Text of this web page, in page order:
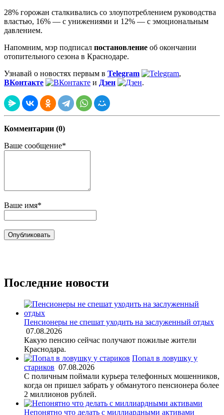
28% горожан сталкивались со злоупотреблением руководства
властью, 16% — с унижениями и 12% — с эмоциональным
давлением.
Напомним, мэр подписал постановление об окончании
отопительного сезона в Краснодаре.
Узнавай о новостях первым в Telegram
,
ВКонтакте
и Дзен .
Комментарии (0)
Ваше сообщение*
Ваше имя*
Последние новости
Пенсионеры не спешат уходить на заслуженный отдых
07.08.2026
Какую пенсию сейчас получают пожилые жители
Краснодара.
Попал в ловушку у
стариков 07.08.2026
С поличным поймали курьера телефонных мошенников,
когда он пришел забрать у обманутого пенсионера более
2 миллионов рублей.
Непонятно что делать с миллиардными активами